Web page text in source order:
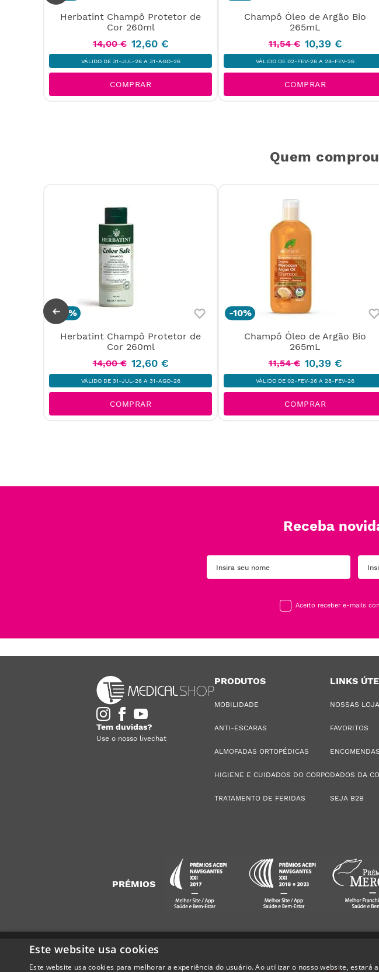
Herbatint Champô Protetor de
Cor 260ml
14,00 € 12,60 €
VÁLIDO DE 31-JUL-26 A 31-AGO-26
COMPRAR
Champô Óleo de Argão Bio
265mL
11,54 € 10,39 €
VÁLIDO DE 02-FEV-26 A 28-FEV-26
COMPRAR
Quem
-10%
Herbatint Champô Protetor de
Cor 260ml
14,00 € 12,60 €
VÁLIDO DE 31-JUL-26 A 31-AGO-26
COMPRAR
-10%
Champô Óleo de Argão Bio
265mL
11,54 € 10,39 €
VÁLIDO DE 02-FEV-26 A 28-FEV-26
COMPRAR
Receba
Aceito receber e-mails
Tem duvidas?
Use o nosso livechat
PRODUTOS
MOBILIDADE
ANTI-ESCARAS
ALMOFADAS ORTOPÉDICAS
HIGIENE E CUIDADOS DO CORPO
TRATAMENTO DE FERIDAS
LINKS
NOSSAS
FAVORITOS
ENCOMENDAS
DADOS DA
SEJA B2B
PRÉMIOS
Este website usa cookies
Este website usa cookies para melhorar a experiência do usuário. Ao utilizar o nosso website, estará